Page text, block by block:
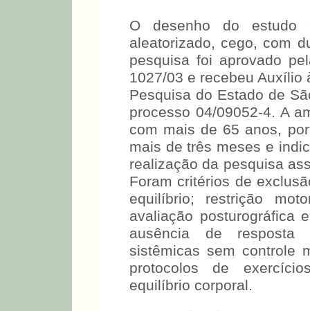
O desenho do estudo
aleatorizado, cego, com
pesquisa foi aprovado
1027/03 e recebeu Auxílio
Pesquisa do Estado de
processo 04/09052-4. A
com mais de 65 anos,
mais de três meses e
realização da pesquisa
Foram critérios de
equilíbrio; restrição
avaliação posturográfica
ausência de resposta
sistêmicas sem controle
protocolos de
equilíbrio corporal.